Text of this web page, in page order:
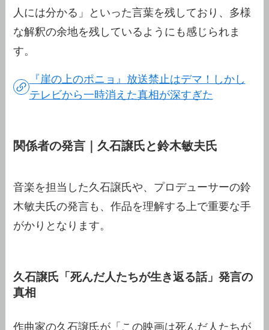
人には分かる」といった言葉を残しており、多様
な解釈の余地を残しているようにも感じられま
す。
『崖の上のポニョ』放送禁止はデマ！しかし
テレビから一時消えた真相が深すぎた
関係者の発言｜久石譲氏と鈴木敏夫氏
音楽を担当した久石譲氏や、プロデューサーの鈴
木敏夫氏の発言も、作品を理解する上で重要な手
がかりとなります。
久石譲氏「死んだ人たちが生き返る話」発言の
真相
作曲家の久石譲氏が「この映画は死んだ人たちが